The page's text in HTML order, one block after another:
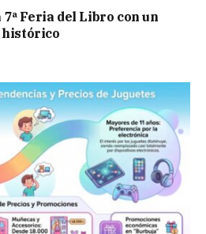
Feria del Libro con un
histórico